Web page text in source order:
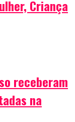
Criança
receberam
na